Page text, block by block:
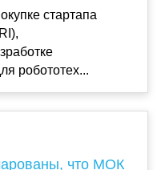
стартапа
робототех...
что МОК